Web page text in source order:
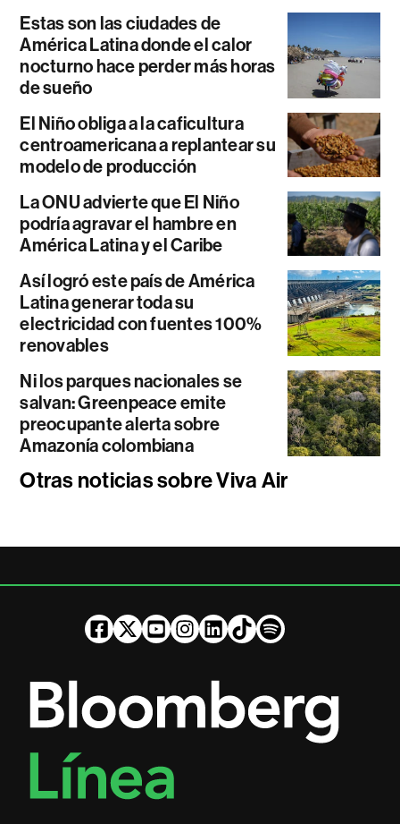
Estas son las ciudades de
América Latina donde el calor
nocturno hace perder más horas
de sueño
El Niño obliga a la caficultura
centroamericana a replantear su
modelo de producción
La ONU advierte que El Niño
podría agravar el hambre en
América Latina y el Caribe
Así logró este país de América
Latina generar toda su
electricidad con fuentes 100%
renovables
Ni los parques nacionales se
salvan: Greenpeace emite
preocupante alerta sobre
Amazonía colombiana
Otras noticias sobre Viva Air